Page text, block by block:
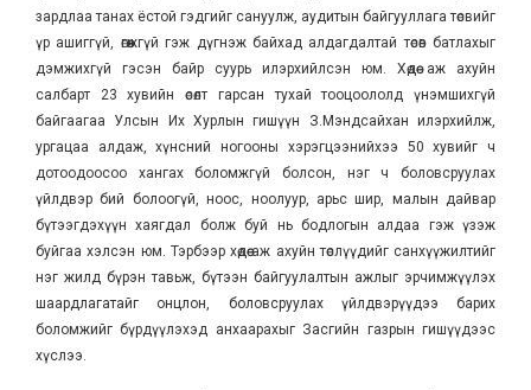
зардлаа танах ёстой гэдгийг сануулж, аудитын байгууллага төсвийг
үр ашиггүй, өгөөжгүй гэж дүгнэж байхад алдагдалтай төсөв батлахыг
дэмжихгүй гэсэн байр суурь илэрхийлсэн юм. Хөдөө аж ахуйн
салбарт 23 хувийн өсөлт гарсан тухай тооцоололд үнэмшихгүй
байгаагаа Улсын Их Хурлын гишүүн З.Мэндсайхан илэрхийлж,
ургацаа алдаж, хүнсний ногооны хэрэгцээнийхээ 50 хувийг ч
дотоодоосоо хангах боломжгүй болсон, нэг ч боловсруулах
үйлдвэр бий болоогүй, ноос, ноолуур, арьс шир, малын дайвар
бүтээгдэхүүн хаягдал болж буй нь бодлогын алдаа гэж үзэж
буйгаа хэлсэн юм. Тэрбээр хөдөө аж ахуйн төслүүдийг санхүүжилтийг
нэг жилд бүрэн тавьж, бүтээн байгуулалтын ажлыг эрчимжүүлэх
шаардлагатайг онцлон, боловсруулах үйлдвэрүүдээ барих
боломжийг бүрдүүлэхэд анхаарахыг Засгийн газрын гишүүдээс
хүслээ.